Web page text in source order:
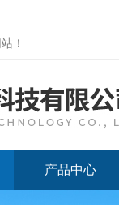
！
产品中心